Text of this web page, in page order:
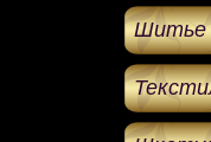
Шитье